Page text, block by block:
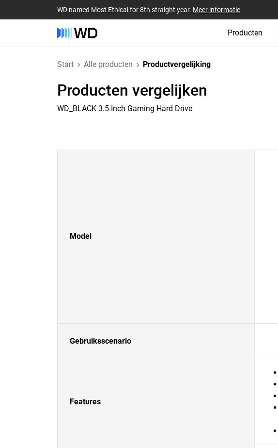
WD named Most Ethical for 8th straight year. Meer informatie
Producten
Start Alle producten Productvergelijking
Producten vergelijken
WD_BLACK 3.5-Inch Gaming Hard Drive
Model
Gebruiksscenario
Features